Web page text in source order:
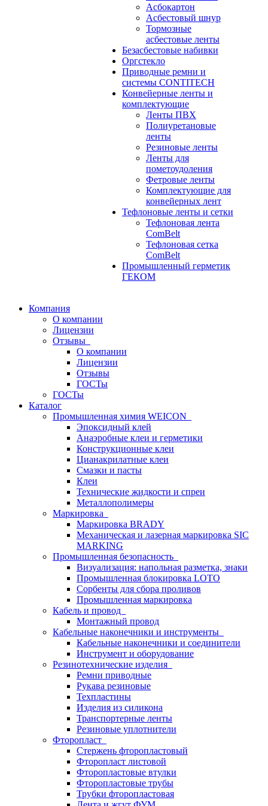
Асбокартон
Асбестовый шнур
Тормозные
асбестовые ленты
Безасбестовые набивки
Оргстекло
Приводные ремни и
системы CONTITECH
Конвейерные ленты и
комплектующие
Ленты ПВХ
Полиуретановые
ленты
Резиновые ленты
Ленты для
пометоудоления
Фетровые ленты
Комплектующие для
конвейерных лент
Тефлоновые ленты и сетки
Тефлоновая лента
ComBelt
Тефлоновая сетка
ComBelt
Промышленный герметик
ГЕКОМ
Компания
О компании
Лицензии
Отзывы
О компании
Лицензии
Отзывы
ГОСТы
ГОСТы
Каталог
Промышленная химия WEICON
Эпоксидный клей
Анаэробные клеи и герметики
Конструкционные клеи
Цианакрилатные клеи
Смазки и пасты
Клеи
Технические жидкости и спреи
Металлополимеры
Маркировка
Маркировка BRADY
Механическая и лазерная маркировка SIC
MARKING
Промышленная безопасность
Визуализация: напольная разметка, знаки
Промышленная блокировка LOTO
Сорбенты для сбора проливов
Промышленная маркировка
Кабель и провод
Монтажный провод
Кабельные наконечники и инструменты
Кабельные наконечники и соединители
Инструмент и оборудование
Резинотехнические изделия
Ремни приводные
Рукава резиновые
Техпластины
Изделия из силикона
Транспортерные ленты
Резиновые уплотнители
Фторопласт
Стержень фторопластовый
Фторопласт листовой
Фторопластовые втулки
Фторопластовые трубы
Трубки фторопластовая